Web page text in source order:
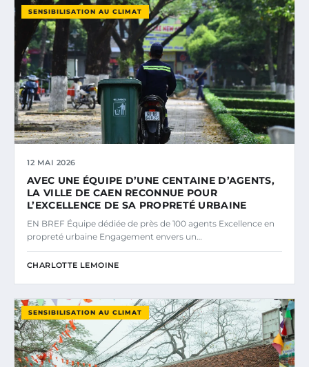
SENSIBILISATION AU CLIMAT
12 MAI 2026
AVEC UNE ÉQUIPE D’UNE CENTAINE D’AGENTS,
LA VILLE DE CAEN RECONNUE POUR
L’EXCELLENCE DE SA PROPRETÉ URBAINE
EN BREF Équipe dédiée de près de 100 agents Excellence en
propreté urbaine Engagement envers un…
CHARLOTTE LEMOINE
SENSIBILISATION AU CLIMAT